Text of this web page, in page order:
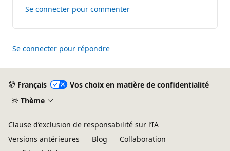
pour
réponse
Se connecter pour commenter
Se connecter pour répondre
Français
Vos choix en matière de confidentialité
Thème
Clause d’exclusion de responsabilité sur l’IA
Versions antérieures
Blog
Collaboration